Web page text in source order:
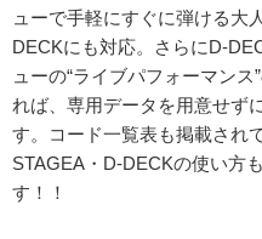
ューで手軽にすぐに弾ける大
DECKにも対応。さらにD-
ューの“ライブパフォーマン
れば、専用データを用意せず
す。コード一覧表も掲載され
STAGEA・D-DECKの使い方
す！！